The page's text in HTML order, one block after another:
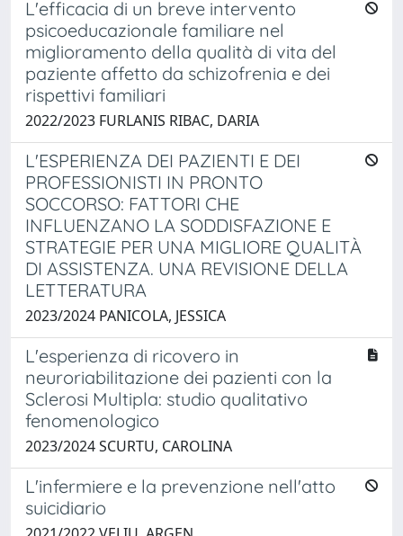
L'efficacia di un breve intervento
psicoeducazionale familiare nel
miglioramento della qualità di vita del
paziente affetto da schizofrenia e dei
rispettivi familiari
2022/2023 FURLANIS RIBAC, DARIA
L'ESPERIENZA DEI PAZIENTI E DEI
PROFESSIONISTI IN PRONTO
SOCCORSO: FATTORI CHE
INFLUENZANO LA SODDISFAZIONE E
STRATEGIE PER UNA MIGLIORE QUALITÀ
DI ASSISTENZA. UNA REVISIONE DELLA
LETTERATURA
2023/2024 PANICOLA, JESSICA
L'esperienza di ricovero in
neuroriabilitazione dei pazienti con la
Sclerosi Multipla: studio qualitativo
fenomenologico
2023/2024 SCURTU, CAROLINA
L'infermiere e la prevenzione nell'atto
suicidiario